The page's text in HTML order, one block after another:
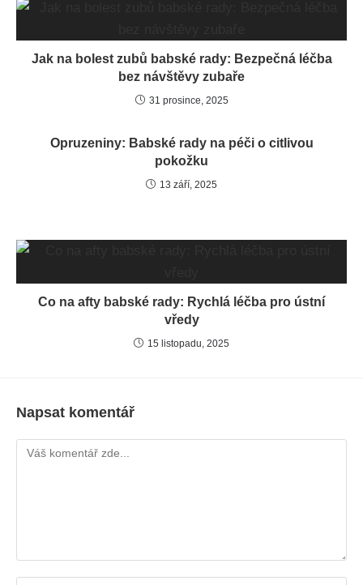
Jak na bolest zubů babské rady: Bezpečná léčba
bez návštěvy zubaře
31 prosince, 2025
Opruzeniny: Babské rady na péči o citlivou
pokožku
13 září, 2025
Co na afty babské rady: Rychlá léčba pro ústní
vředy
15 listopadu, 2025
Napsat komentář